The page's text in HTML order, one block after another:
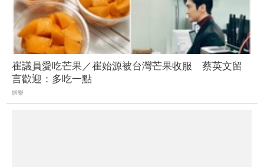
崔議員愛吃芒果／崔始源被台灣芒果收服 蔡英文留
言歡迎：多吃一點
娛樂